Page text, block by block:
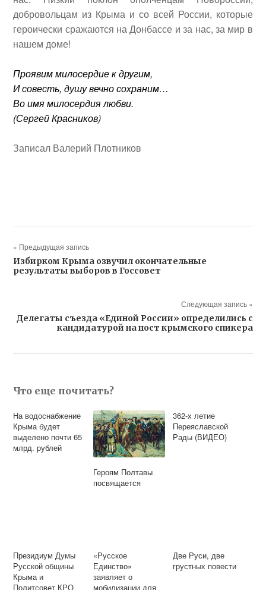
добровольцам из Крыма и со всей России, которые
героически сражаются на Донбассе и за нас, за мир в
нашем доме!
Проявим милосердие к другим,
И совесть, душу вечно сохраним…
Во имя милосердия любви.
(Сергей Красников)
Записал Валерий Плотников
« Предыдущая запись
Избирком Крыма озвучил окончательные
результаты выборов в Госсовет
Следующая запись »
Делегаты съезда «Единой России» определились с
кандидатурой на пост крымского спикера
Что еще почитать?
На водоснабжение
Крыма будет
выделено почти 65
млрд. рублей
Героям Полтавы
посвящается
362-х летие
Переяславской
Рады (ВИДЕО)
Президиум Думы
Русской общины
Крыма и
Политсовет КРО
«Русское
Единство»
заявляет о
мобилизации для
Две Руси, две
грустных повести